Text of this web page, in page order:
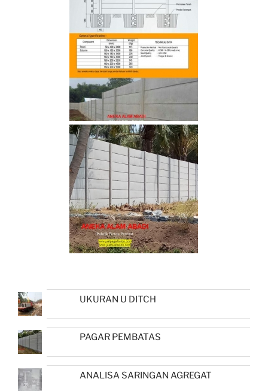
UKURAN U DITCH
PAGAR PEMBATAS
ANALISA SARINGAN AGREGAT